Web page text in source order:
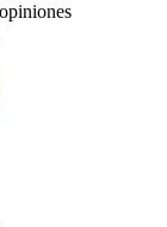
opiniones